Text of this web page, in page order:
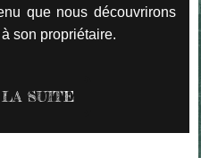
que nous découvrirons
son propriétaire.
SUITE